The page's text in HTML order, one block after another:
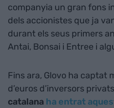
companyia un gran fons
dels accionistes que ja
durant els seus primers
Antai, Bonsai i Entree i
Fins ara, Glovo ha captat
d’euros d’inversors
catalana ha entrat